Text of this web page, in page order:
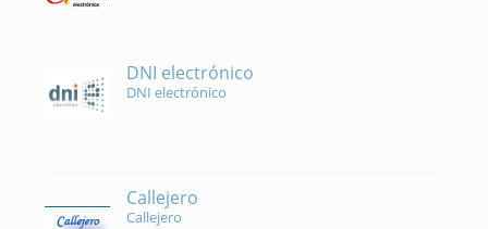
DNI electrónico
DNI electrónico
Callejero
Callejero